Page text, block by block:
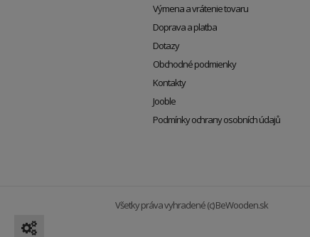
Výmena a vrátenie tovaru
Doprava a platba
Dotazy
Obchodné podmienky
Kontakty
Jooble
Podmínky ochrany osobních údajů
Všetky práva vyhradené (c) BeWooden.sk